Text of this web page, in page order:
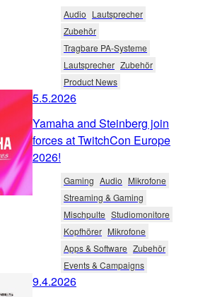
Audio Lautsprecher
Zubehör
Tragbare PA-Systeme
Lautsprecher Zubehör
Product News
5.5.2026
Yamaha and Steinberg join
forces at TwitchCon Europe
2026!
Gaming Audio Mikrofone
Streaming & Gaming
Mischpulte Studiomonitore
Kopfhörer Mikrofone
Apps & Software Zubehör
Events & Campaigns
9.4.2026